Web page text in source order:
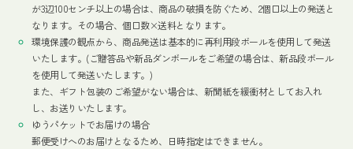
が3辺100センチ以上の場合は、商品の破損を防ぐため、2個口以上の発送と
なります。その場合、個口数×送料となります。
環境保護の観点から、商品発送は基本的に再利用段ボールを使用して発送
いたします。(ご贈答品や新品ダンボールをご希望の場合は、新品段ボール
を使用して発送いたします。)
また、ギフト包装のご希望がない場合は、新聞紙を緩衝材としてお入れ
し、お送りいたします。
ゆうパケットでお届けの場合
郵便受けへのお届けとなるため、日時指定はできません。